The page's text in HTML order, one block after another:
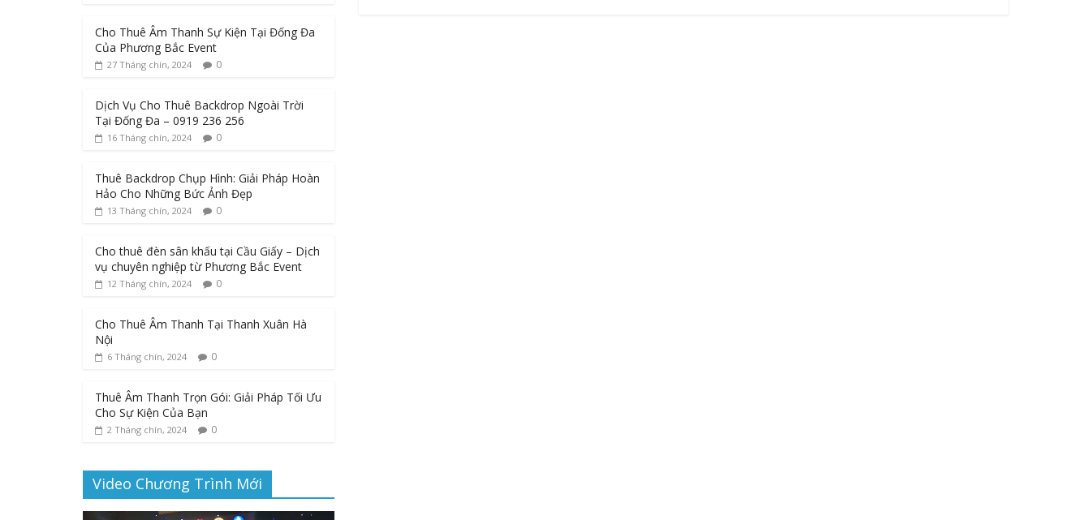
Cho Thuê Âm Thanh Sự Kiện Tại Đống Đa
Của Phương Bắc Event
27 Tháng chín, 2024 0
Dịch Vụ Cho Thuê Backdrop Ngoài Trời
Tại Đống Đa – 0919 236 256
16 Tháng chín, 2024 0
Thuê Backdrop Chụp Hình: Giải Pháp Hoàn
Hảo Cho Những Bức Ảnh Đẹp
13 Tháng chín, 2024 0
Cho thuê đèn sân khấu tại Cầu Giấy – Dịch
vụ chuyên nghiệp từ Phương Bắc Event
12 Tháng chín, 2024 0
Cho Thuê Âm Thanh Tại Thanh Xuân Hà
Nội
6 Tháng chín, 2024 0
Thuê Âm Thanh Trọn Gói: Giải Pháp Tối Ưu
Cho Sự Kiện Của Bạn
2 Tháng chín, 2024 0
Video Chương Trình Mới